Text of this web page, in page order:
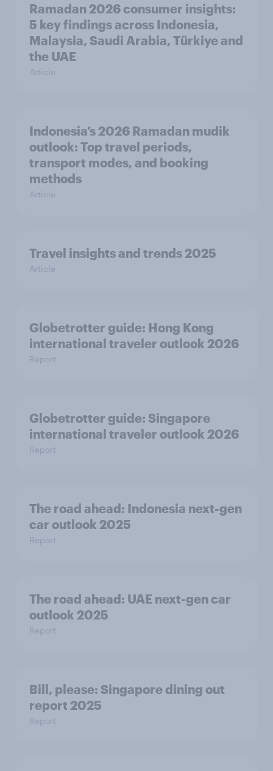
Ramadan 2026 consumer insights:
5 key findings across Indonesia,
Malaysia, Saudi Arabia, Türkiye and
the UAE
Article
Indonesia’s 2026 Ramadan mudik
outlook: Top travel periods,
transport modes, and booking
methods
Article
Travel insights and trends 2025
Article
Globetrotter guide: Hong Kong
international traveler outlook 2026
Report
Globetrotter guide: Singapore
international traveler outlook 2026
Report
The road ahead: Indonesia next-gen
car outlook 2025
Report
The road ahead: UAE next-gen car
outlook 2025
Report
Bill, please:​ Singapore dining out
report 2025​
Report